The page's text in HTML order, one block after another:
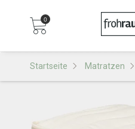
0
Startseite Matratzen